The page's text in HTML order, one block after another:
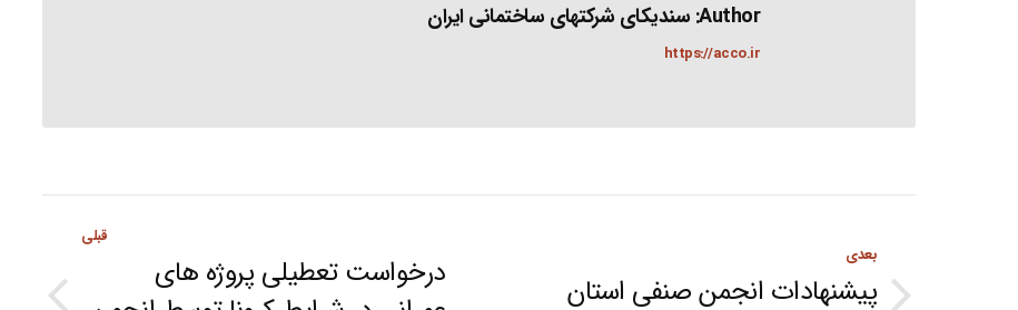
Author: سندیکای شرکتهای ساختمانی ایران
https://acco.ir
navigation
قبلی
درخواست تعطیلی پروژه های
بعدی
پیشنهادات انجمن صنفی استان